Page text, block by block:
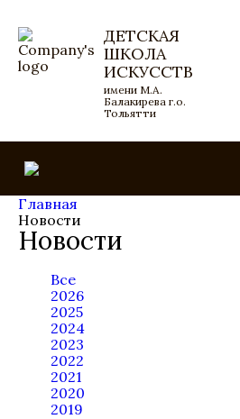
ДЕТСКАЯ
ШКОЛА
ИСКУССТВ
имени М.А.
Балакирева г.о.
Тольятти
Главная
Новости
Новости
Все
2026
2025
2024
2023
2022
2021
2020
2019